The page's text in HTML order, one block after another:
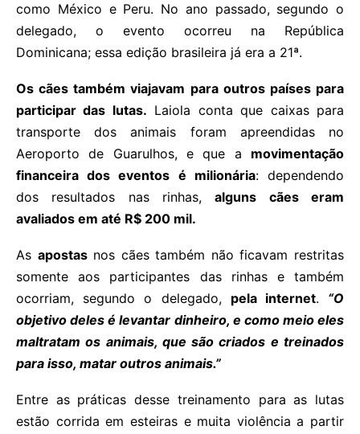
como México e Peru. No ano passado, segundo o
delegado, o evento ocorreu na República
Dominicana; essa edição brasileira já era a 21ª.
Os cães também viajavam para outros países para
participar das lutas. Laiola conta que caixas para
transporte dos animais foram apreendidas no
Aeroporto de Guarulhos, e que a movimentação
financeira dos eventos é milionária: dependendo
dos resultados nas rinhas,alguns cães eram
avaliados em até R$ 200 mil.
As apostasnos cães também não ficavam restritas
somente aos participantes das rinhas e também
ocorriam, segundo o delegado, pela internet. “O
objetivo deles é levantar dinheiro, e como meio eles
maltratam os animais, que são criados e treinados
para isso, matar outros animais.”
Entre as práticas desse treinamento para as lutas
estão corrida em esteiras e muita violência a partir